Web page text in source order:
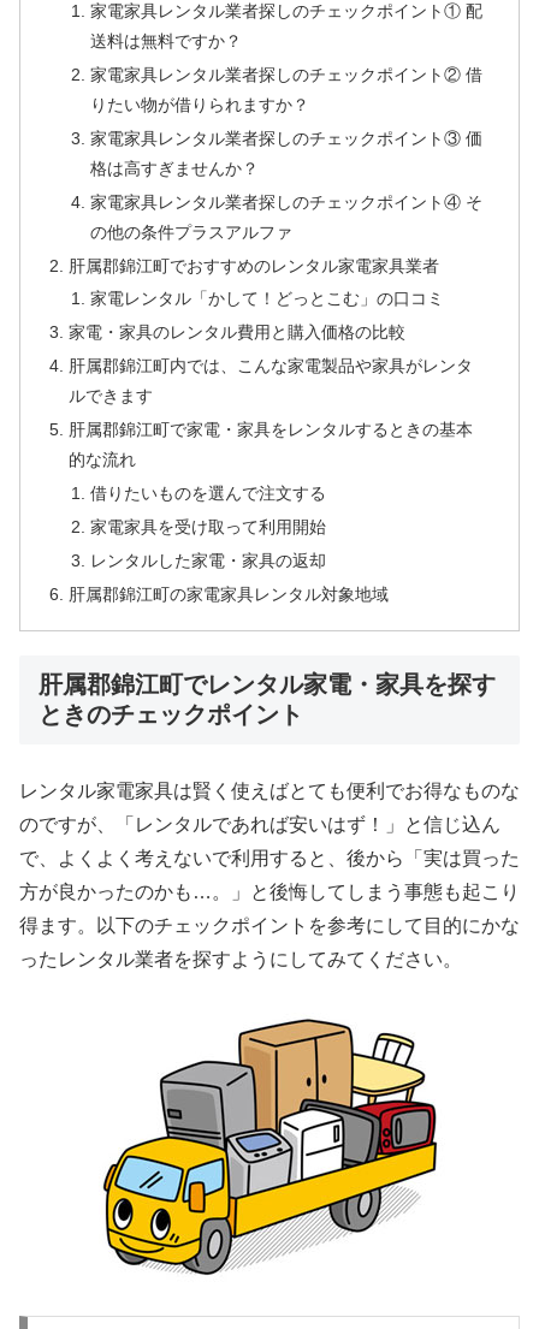
家電家具レンタル業者探しのチェックポイント① 配
送料は無料ですか？
家電家具レンタル業者探しのチェックポイント② 借
りたい物が借りられますか？
家電家具レンタル業者探しのチェックポイント③ 価
格は高すぎませんか？
家電家具レンタル業者探しのチェックポイント④ そ
の他の条件プラスアルファ
肝属郡錦江町でおすすめのレンタル家電家具業者
家電レンタル「かして！どっとこむ」の口コミ
家電・家具のレンタル費用と購入価格の比較
肝属郡錦江町内では、こんな家電製品や家具がレンタ
ルできます
肝属郡錦江町で家電・家具をレンタルするときの基本
的な流れ
借りたいものを選んで注文する
家電家具を受け取って利用開始
レンタルした家電・家具の返却
肝属郡錦江町の家電家具レンタル対象地域
肝属郡錦江町でレンタル家電・家具を探す
ときのチェックポイント
レンタル家電家具は賢く使えばとても便利でお得なものな
のですが、「レンタルであれば安いはず！」と信じ込ん
で、よくよく考えないで利用すると、後から「実は買った
方が良かったのかも…。」と後悔してしまう事態も起こり
得ます。以下のチェックポイントを参考にして目的にかな
ったレンタル業者を探すようにしてみてください。